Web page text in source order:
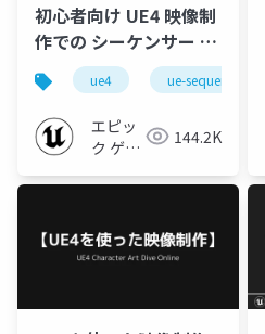
初心者向け UE4 映像制
作での シーケンサー と
Movie Render Queue
の使い方【UE4
Cinematic Dive
Online 2021】
ue4 ue-sequencer
エピッ
ク ゲー
ャパン
144.2K